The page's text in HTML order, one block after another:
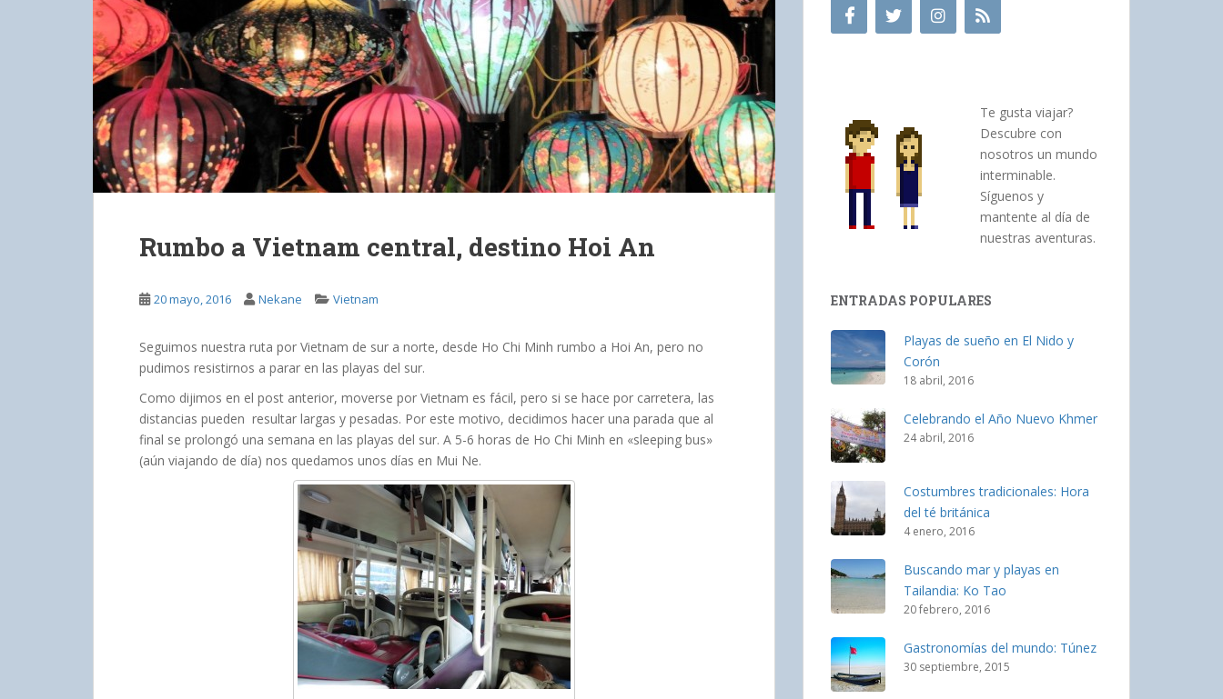
Rumbo a Vietnam central, destino Hoi An
20 mayo, 2016 Nekane Vietnam
Seguimos nuestra ruta por Vietnam de sur a norte, desde Ho Chi Minh rumbo a Hoi An, pero no
pudimos resistirnos a parar en las playas del sur.
Como dijimos en el post anterior, moverse por Vietnam es fácil, pero si se hace por carretera, las
distancias pueden resultar largas y pesadas. Por este motivo, decidimos hacer una parada que al
final se prolongó una semana en las playas del sur. A 5-6 horas de Ho Chi Minh en «sleeping bus»
(aún viajando de día) nos quedamos unos días en Mui Ne.
Te gusta viajar?
Descubre con
nosotros un mundo
interminable.
Síguenos y
mantente al día de
nuestras aventuras.
ENTRADAS POPULARES
Playas de sueño en El Nido y
Corón
18 abril, 2016
Celebrando el Año Nuevo Khmer
24 abril, 2016
Costumbres tradicionales: Hora
del té británica
4 enero, 2016
Buscando mar y playas en
Tailandia: Ko Tao
20 febrero, 2016
Gastronomías del mundo: Túnez
30 septiembre, 2015